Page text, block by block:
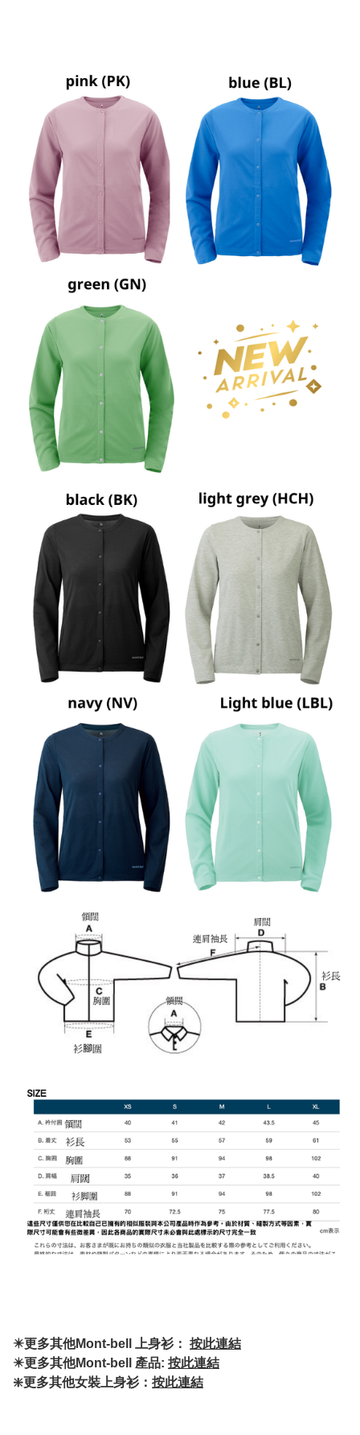
✴️更多其他Mont-bell 上身衫： 按此連結
✴️更多其他Mont-bell 產品: 按此連結
❇️更多其他女裝上身衫： 按此連結